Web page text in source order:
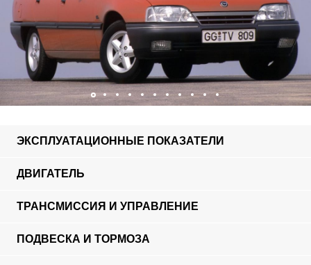
ЭКСПЛУАТАЦИОННЫЕ ПОКАЗАТЕЛИ
ДВИГАТЕЛЬ
ТРАНСМИССИЯ И УПРАВЛЕНИЕ
ПОДВЕСКА И ТОРМОЗА